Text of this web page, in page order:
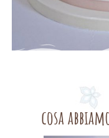
cosa